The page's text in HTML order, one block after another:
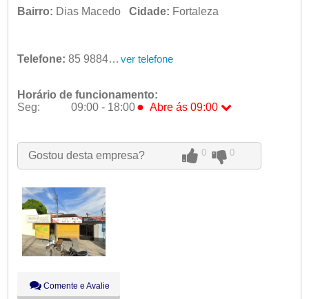
Bairro: Dias Macedo Cidade: Fortaleza
Telefone: 85 98840-4908 ver telefone
Horário de funcionamento:
Seg:
09:00 - 18:00 ● Abre ás 09:00
Qua:
09:00 - 18:00
Qui:
09:00 - 18:00
Sáb:
Fechado
Dom:
Fechado
Gostou desta empresa? 0 0
Comente e Avalie